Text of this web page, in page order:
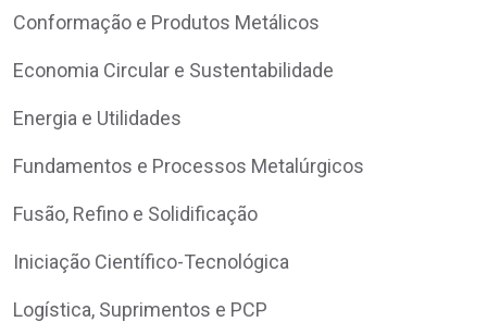
Conformação e Produtos Metálicos
Economia Circular e Sustentabilidade
Energia e Utilidades
Fundamentos e Processos Metalúrgicos
Fusão, Refino e Solidificação
Iniciação Científico-Tecnológica
Logística, Suprimentos e PCP